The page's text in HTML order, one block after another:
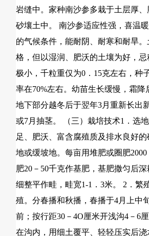
岩缝中。家种南沙参多栽于土层厚
砂壤土中。 南沙参适应性强，喜温
的气候条件，能耐阴、耐寒和耐旱
格，但以湿润、肥沃的土壤为好，
极小，千粒重仅为0．15克左右，种
率在70%左右。幼苗生长缓慢，霜降
地下部分越冬后于翌年3月重新长出
或7月抽茎。 （三）栽培技术1．选
足、肥沃、富含腐殖质及排水良好
地或缓坡地。每亩用堆肥或圈肥
肥20－50千克作基肥，基肥撒匀后
细整平作畦，畦宽1-1．3米。 2．繁
殖。分春播和秋播，春播于4月上中
前；按行距30－4O厘米开浅沟4－6
在沟内，用细土覆平、轻轻压实后